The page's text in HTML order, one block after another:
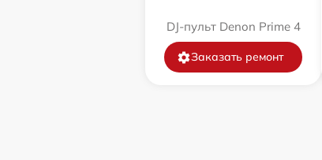
DJ-пульт Denon Prime 4
Заказать ремонт